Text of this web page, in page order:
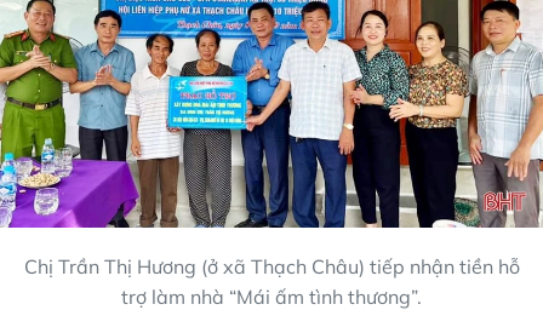
Chị Trần Thị Hương (ở xã Thạch Châu) tiếp nhận tiền hỗ
trợ làm nhà “Mái ấm tình thương”.